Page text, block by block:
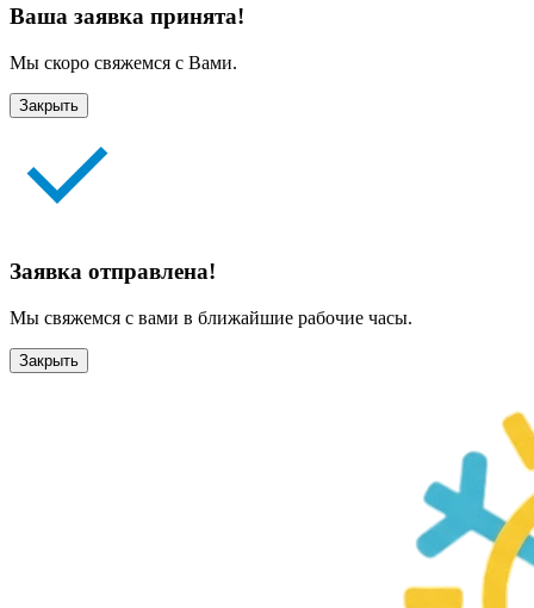
Ваша заявка принята!
Мы скоро свяжемся с Вами.
Закрыть
Заявка отправлена!
Мы свяжемся с вами в ближайшие рабочие часы.
Закрыть